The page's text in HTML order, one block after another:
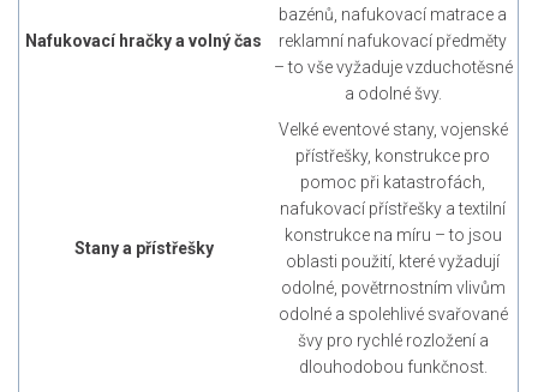
Nafukovací hračky a volný čas
bazénů, nafukovací matrace a
reklamní nafukovací předměty
– to vše vyžaduje vzduchotěsné
a odolné švy.
Stany a přístřešky
Velké eventové stany, vojenské
přístřešky, konstrukce pro
pomoc při katastrofách,
nafukovací přístřešky a textilní
konstrukce na míru – to jsou
oblasti použití, které vyžadují
odolné, povětrnostním vlivům
odolné a spolehlivé svařované
švy pro rychlé rozložení a
dlouhodobou funkčnost.